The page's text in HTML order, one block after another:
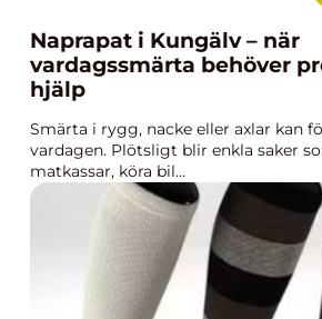
Naprapat i Kungälv – när
vardagssmärta behöver
hjälp
Smärta i rygg, nacke eller axlar kan
vardagen. Plötsligt blir enkla saker
matkassar, köra bil...